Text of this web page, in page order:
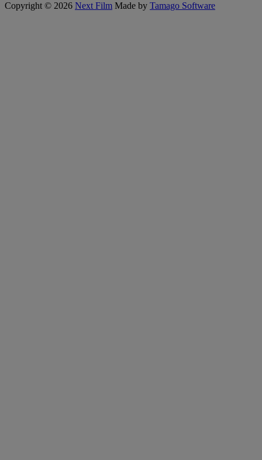
Copyright © 2026 Next Film Made by Tamago Software